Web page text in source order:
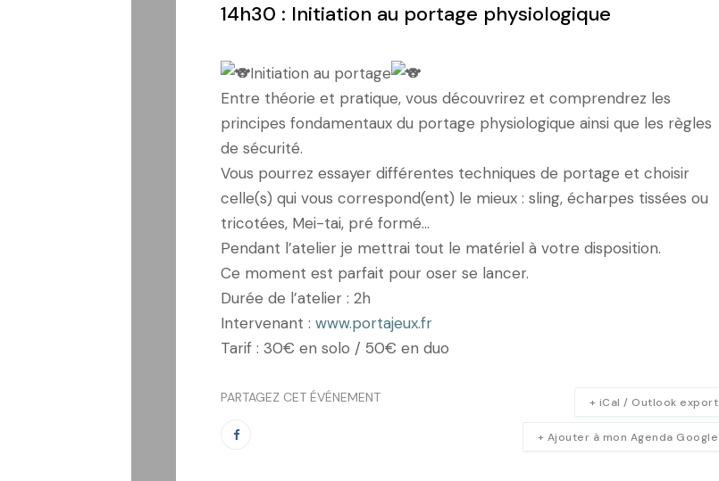
14h30 : Initiation au portage physiologique
Initiation au portage
Entre théorie et pratique, vous découvrirez et comprendrez les
principes fondamentaux du portage physiologique ainsi que les règles
de sécurité.
Vous pourrez essayer différentes techniques de portage et choisir
celle(s) qui vous correspond(ent) le mieux : sling, écharpes tissées ou
tricotées, Mei-tai, pré formé…
Pendant l’atelier je mettrai tout le matériel à votre disposition.
Ce moment est parfait pour oser se lancer.
Durée de l’atelier : 2h
Intervenant : www.portajeux.fr
Tarif : 30€ en solo / 50€ en duo
PARTAGEZ CET ÉVÉNEMENT
+ Ajouter à mon Agenda Google
+ iCal / Outlook export